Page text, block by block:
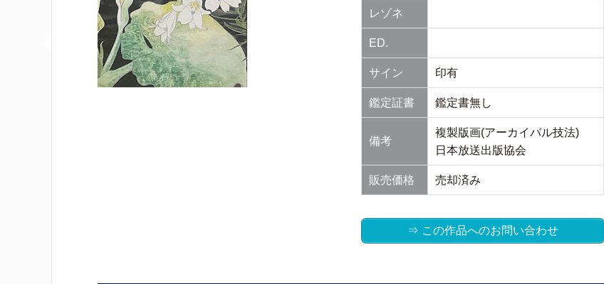
レゾネ
ED.
サイン 印有
鑑定証書 鑑定書無し
備考
複製版画(アーカイバル技法)
日本放送出版協会
販売価格 売却済み
⇒ この作品へのお問い合わせ